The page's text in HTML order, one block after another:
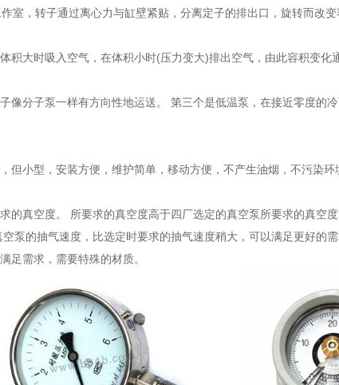
室，转子通过离心力与缸壁紧贴，分离定子的排出口，旋转而改
积大时吸入空气，在体积小时(压力变大)排出空气，由此容积变化
像分子泵一样有方向性地运送。 第三个是低温泵，在接近零度的
但小型，安装方便，维护简单，移动方便，不产生油烟，不污染
的真空度。 所要求的真空度高于四厂选定的真空泵所要求的真空
泵的抽气速度，比选定时要求的抽气速度稍大，可以满足更好的
足需求，需要特殊的材质。